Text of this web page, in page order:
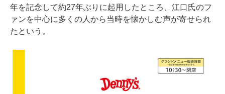
年を記念して約27年ぶりに起用したところ、江口氏のフ
ァンを中心に多くの人から当時を懐かしむ声が寄せられ
たという。